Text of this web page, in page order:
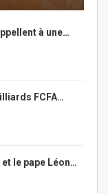
à une…
FCFA…
le pape Léon…